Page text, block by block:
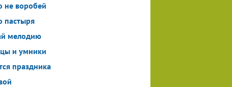
не воробей
пастыря
мелодию
и умники
праздника